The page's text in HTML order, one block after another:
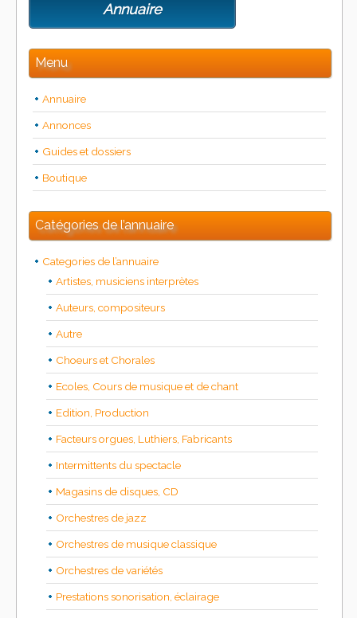
Annuaire
Menu
Annuaire
Annonces
Guides et dossiers
Boutique
Catégories de l’annuaire
Categories de l’annuaire
Artistes, musiciens interprètes
Auteurs, compositeurs
Autre
Choeurs et Chorales
Ecoles, Cours de musique et de chant
Edition, Production
Facteurs orgues, Luthiers, Fabricants
Intermittents du spectacle
Magasins de disques, CD
Orchestres de jazz
Orchestres de musique classique
Orchestres de variétés
Prestations sonorisation, éclairage